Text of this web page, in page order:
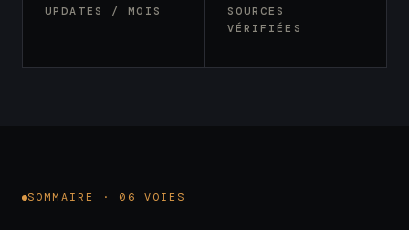
UPDATES / MOIS
SOURCES
VÉRIFIÉES
SOMMAIRE · 06 VOIES